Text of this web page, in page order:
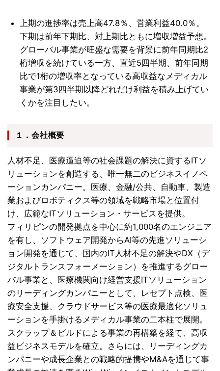
上期の進捗率は売上高47.8％、営業利益40.0％。
下期は前年下期比、対上期比ともに増収増益予想。
グローバル事業が旺盛な需要を背景に前年同期比2
桁増収を続けている一方、直近5四半期、前年同期
比で1桁の増収率となっている高収益なメディカル
事業が第3四半期以降どれだけ利益を積み上げてい
くかを注目したい。
１．会社概要
人材不足、医療逼迫等の社会課題の解決に資するITソ
リューションを創造する、唯一無二のビジネスイノベ
ーションカンパニー。医療、金融/公共、自動車、製造
業およびロボティクス等の領域を戦略市場と位置付
け、広範なITソリューション・サービスを提供。
フィリピンの開発拠点を中心に約1,000名のエンジニア
を有し、ソフトウェア開発からAI等の先進ソリューシ
ョン開発を通じて、国内のIT人材不足の解決やDX（デ
ジタルトランスフォーメーション）を推進するグロー
バル事業と、医療機関向け経営支援ITソリューション
のリーディングカンパニーとして、レセプト点検、医
療安全支援、クラウドサービス等の医療最適化ソリュ
ーションを手掛けるメディカル事業の二本柱で展開。
スクラップ＆ビルドによる事業の再構築を経て、高収
益ビジネスモデルを確立。さらには、リーディングカ
ンパニーや成長企業との戦略的提携やM&Aを通じて事